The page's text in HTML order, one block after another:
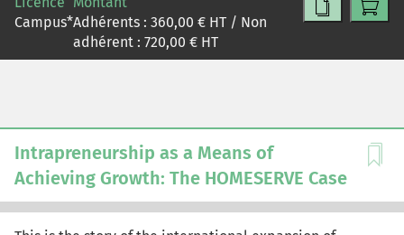
Campus*Adhérents : 360,00 € HT / Non
adhérent : 720,00 € HT
Intrapreneurship as a Means of
Achieving Growth: The HOMESERVE Case